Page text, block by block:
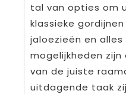
tal van opties om
klassieke
jaloezieën en
mogelijkheden zijn
van de juiste
uitdagende taak